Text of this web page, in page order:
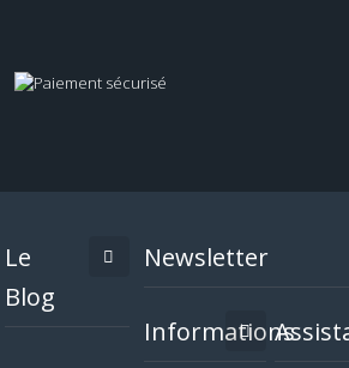
Le
Blog
Newsletter
Informations